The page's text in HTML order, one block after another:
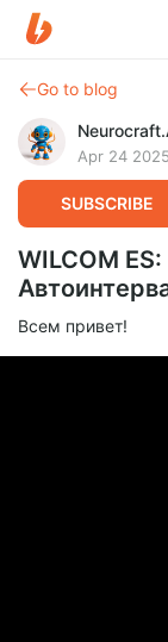
Go to blog
Apr 24
SUBSCRIBE
WILCOM
Всем привет!